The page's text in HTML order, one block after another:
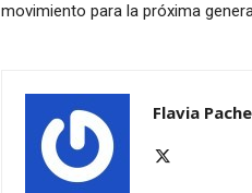
movimiento para la próxima
Flavia